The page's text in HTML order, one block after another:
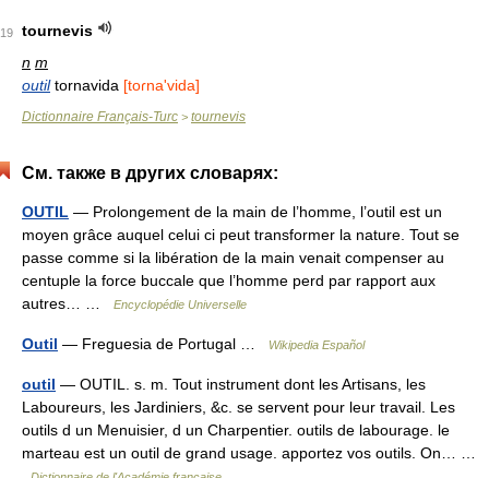
19
tournevis
n m
outiltornavida [toɾna'vida]
Dictionnaire Français-Turc > tournevis
См. также в других словарях:
OUTIL — Prolongement de la main de l’homme, l’outil est un
moyen grâce auquel celui ci peut transformer la nature. Tout se
passe comme si la libération de la main venait compenser au
centuple la force buccale que l’homme perd par rapport aux
autres… …
Encyclopédie Universelle
Outil — Freguesia de Portugal … Wikipedia Español
outil — OUTIL. s. m. Tout instrument dont les Artisans, les
Laboureurs, les Jardiniers, &c. se servent pour leur travail. Les
outils d un Menuisier, d un Charpentier. outils de labourage. le
marteau est un outil de grand usage. apportez vos outils. On… …